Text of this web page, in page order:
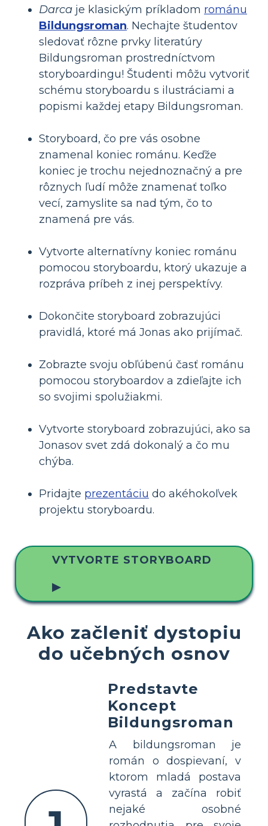
Darca je klasickým príkladom románu
Bildungsroman. Nechajte študentov
sledovať rôzne prvky literatúry
Bildungsroman prostredníctvom
storyboardingu! Študenti môžu vytvoriť
schému storyboardu s ilustráciami a
popismi každej etapy Bildungsroman.
Storyboard, čo pre vás osobne
znamenal koniec románu. Keďže
koniec je trochu nejednoznačný a pre
rôznych ľudí môže znamenať toľko
vecí, zamyslite sa nad tým, čo to
znamená pre vás.
Vytvorte alternatívny koniec románu
pomocou storyboardu, ktorý ukazuje a
rozpráva príbeh z inej perspektívy.
Dokončite storyboard zobrazujúci
pravidlá, ktoré má Jonas ako prijímač.
Zobrazte svoju obľúbenú časť románu
pomocou storyboardov a zdieľajte ich
so svojimi spolužiakmi.
Vytvorte storyboard zobrazujúci, ako sa
Jonasov svet zdá dokonalý a čo mu
chýba.
Pridajte prezentáciu do akéhokoľvek
projektu storyboardu.
VYTVORTE STORYBOARD
▶
Ako začleniť dystopiu
do učebných osnov
Predstavte
Koncept
Bildungsroman
A bildungsroman je
román o dospievaní, v
ktorom mladá postava
vyrastá a začína robiť
nejaké osobné